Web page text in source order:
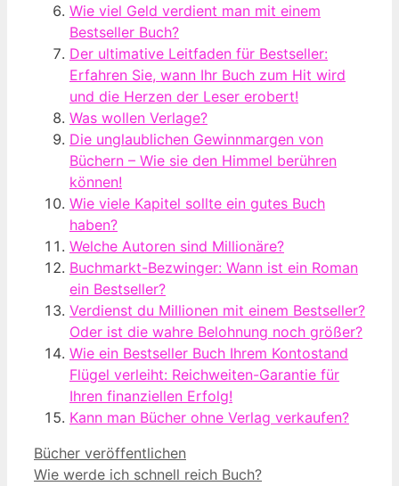
Wie viel Geld verdient man mit einem
Bestseller Buch?
Der ultimative Leitfaden für Bestseller:
Erfahren Sie, wann Ihr Buch zum Hit wird
und die Herzen der Leser erobert!
Was wollen Verlage?
Die unglaublichen Gewinnmargen von
Büchern – Wie sie den Himmel berühren
können!
Wie viele Kapitel sollte ein gutes Buch
haben?
Welche Autoren sind Millionäre?
Buchmarkt-Bezwinger: Wann ist ein Roman
ein Bestseller?
Verdienst du Millionen mit einem Bestseller?
Oder ist die wahre Belohnung noch größer?
Wie ein Bestseller Buch Ihrem Kontostand
Flügel verleiht: Reichweiten-Garantie für
Ihren finanziellen Erfolg!
Kann man Bücher ohne Verlag verkaufen?
Kategorien
Bücher veröffentlichen
Wie werde ich schnell reich Buch?